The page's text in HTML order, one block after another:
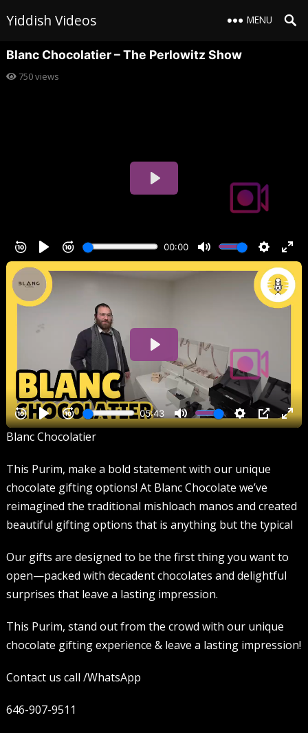
Yiddish Videos MENU
Blanc Chocolatier – The Perlowitz Show
750views
Blanc Chocolatier
This Purim, make a bold statement with our unique
chocolate gifting options! At Blanc Chocolate we’ve
reimagined the traditional mishloach manos and created
beautiful gifting options that is anything but the typical
Our gifts are designed to be the first thing you want to
open—packed with decadent chocolates and delightful
surprises that leave a lasting impression.
This Purim, stand out from the crowd with our unique
chocolate gifting experience & leave a lasting impression!
Contact us call /WhatsApp
646-907-9511